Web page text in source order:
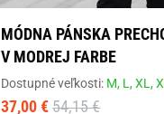
MÓDNA PÁNSKA
V MODREJ FARBE
Dostupné veľkosti: M, L,XL,
37,00 € 54,15 €